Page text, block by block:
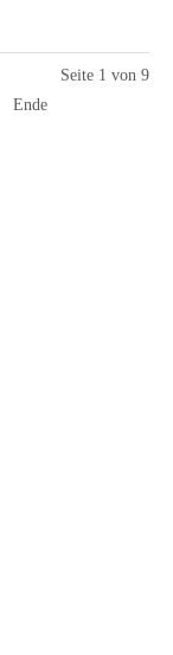
Seite 1 von 9
Ende